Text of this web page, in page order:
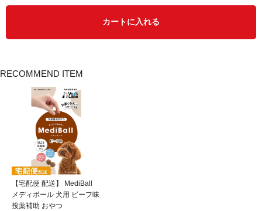
カートに入れる
RECOMMEND ITEM
【宅配便 配送】 MediBall
メディボール 犬用 ビーフ味
投薬補助 おやつ